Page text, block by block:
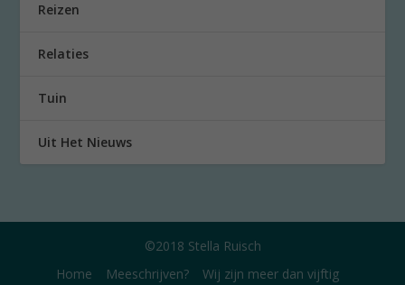
Reizen
Relaties
Tuin
Uit Het Nieuws
©2018 Stella Ruisch
Home
Meeschrijven? Wij zijn meer dan vijftig